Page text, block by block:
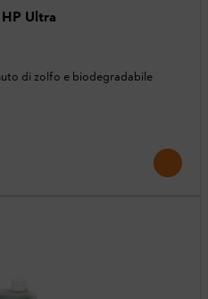
Ultra
di zolfo e biodegradabile